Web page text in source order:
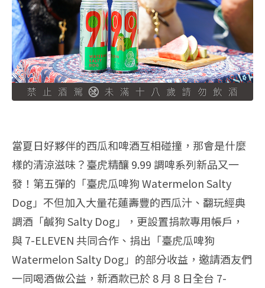
當夏日好夥伴的西瓜和啤酒互相碰撞，那會是什麼
樣的清涼滋味？臺虎精釀 9.99 調啤系列新品又一
發！第五彈的「臺虎瓜啤狗 Watermelon Salty
Dog」不但加入大量花蓮壽豐的西瓜汁、翻玩經典
調酒「鹹狗 Salty Dog」，更設置捐款專用帳戶，
與 7-ELEVEN 共同合作、捐出「臺虎瓜啤狗
Watermelon Salty Dog」的部分收益，邀請酒友們
一同喝酒做公益，新酒款已於 8 月 8 日全台 7-